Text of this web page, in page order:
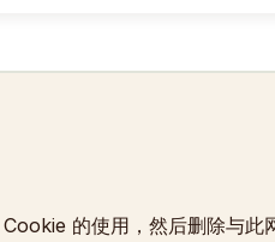
的使用，然后删除与此